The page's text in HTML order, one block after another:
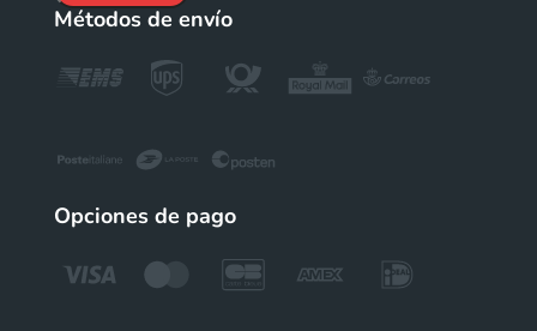
Métodos de envío
Opciones de pago